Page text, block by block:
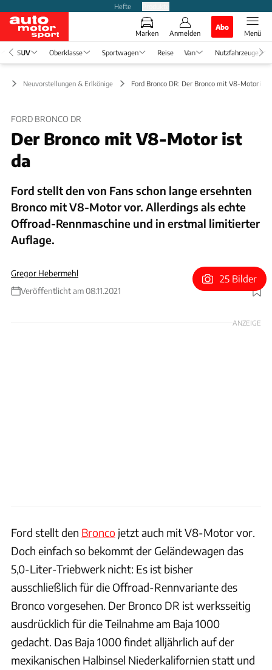
Hefte
Marken Anmelden
Abo
Menü
SUV Oberklasse Sportwagen Reise Van Nutzfahrzeuge
Neuvorstellungen & Erlkönige Ford Bronco DR: Der Bronco mit V8-Motor ist
FORD BRONCO DR
Der Bronco mit V8-Motor ist
da
Ford stellt den von Fans schon lange ersehnten
Bronco mit V8-Motor vor. Allerdings als echte
Offroad-Rennmaschine und in erstmal limitierter
Auflage.
Gregor Hebermehl
Veröffentlicht am 08.11.2021
Foto: Ford
25 Bilder
ANZEIGE
Ford stellt den Bronco jetzt auch mit V8-Motor vor.
Doch einfach so bekommt der Geländewagen das
5,0-Liter-Triebwerk nicht: Es ist bisher
ausschließlich für die Offroad-Rennvariante des
Bronco vorgesehen. Der Bronco DR ist werksseitig
ausdrücklich für die Teilnahme am Baja 1000
gedacht. Das Baja 1000 findet alljährlich auf der
mexikanischen Halbinsel Niederkalifornien statt und